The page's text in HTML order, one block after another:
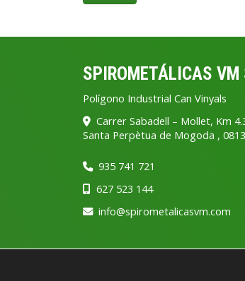
SPIROMETÁLICAS VM
Polígono Industrial Can Vinyals
Carrer Sabadell – Mollet, Km
Santa Perpètua de Mogoda ,
935 741 721
627 523 144
info
spirometalicasvm.com